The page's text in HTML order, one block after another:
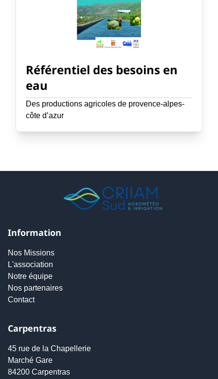
Référentiel des besoins en
eau
Des productions agricoles de provence-alpes-
côte d’azur
Information
Nos Missions
L'association
Notre équipe
Nos partenaires
Contact
Carpentras
45 rue de la Chapellerie
Marché Gare
84200 Carpentras